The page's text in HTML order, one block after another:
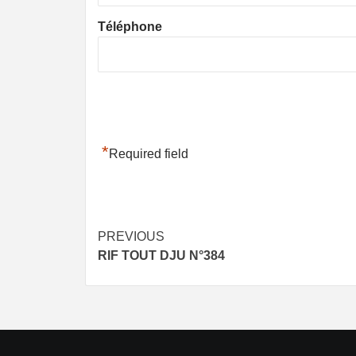
Téléphone
*Required field
Post
navigation
PREVIOUS
RIF TOUT DJU N°384